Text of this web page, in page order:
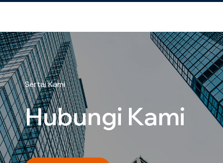
Sertai Kami
Hubungi Kami